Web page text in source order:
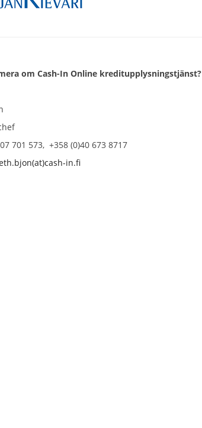
om Cash-In Online kreditupplysningstjänst?
701 573, +358 (0)40 673 8717
in.fi